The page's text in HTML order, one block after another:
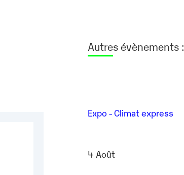
Autres évènements :
Expo - Climat express
4 Août